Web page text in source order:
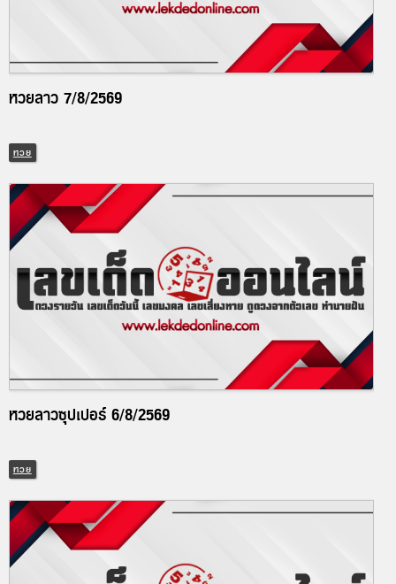
หวยลาว 7/8/2569
หวย
หวยลาวซุปเปอร์ 6/8/2569
หวย